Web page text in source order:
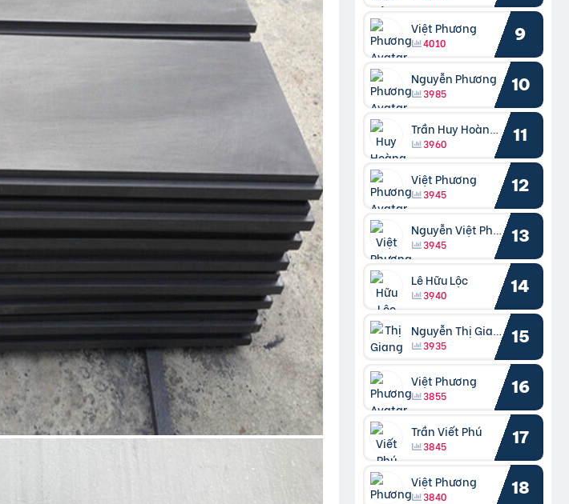
Việt Phương
4010 9
Nguyễn Phương
3985 10
Trần Huy Hoàng Bắc
3960 11
Việt Phương
3945 12
Nguyễn Việt Phương
3945 13
Lê Hữu Lộc
3940 14
Nguyễn Thị Giang
3935 15
Việt Phương
3855 16
Trần Viết Phú
3845 17
Việt Phương
3840 18